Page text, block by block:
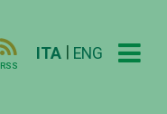
RSS
ITA ENG